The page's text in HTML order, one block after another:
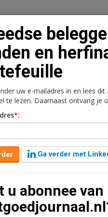
Vacaturebank
Kantoren Retail
twee
panden in Lijnen en
portefeuille
en
uw e-mailadres in en lees
te lezen. Daarnaast ontvang je
*:
Ga verder met
u abonnee van